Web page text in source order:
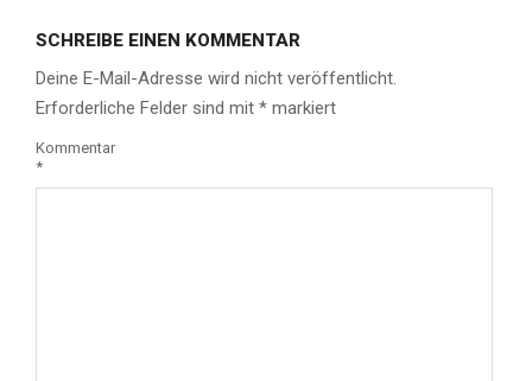
SCHREIBE EINEN KOMMENTAR
Deine E-Mail-Adresse wird nicht veröffentlicht.
Erforderliche Felder sind mit * markiert
Kommentar
*